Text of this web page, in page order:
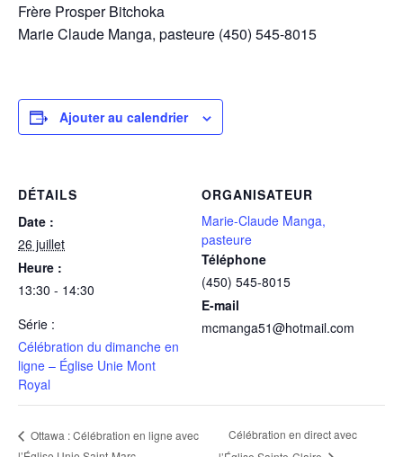
Frère Prosper Bitchoka
Marie Claude Manga, pasteure (450) 545-8015
Ajouter au calendrier
DÉTAILS
Date :
26 juillet
Heure :
13:30 - 14:30
Série :
Célébration du dimanche en
ligne – Église Unie Mont
Royal
ORGANISATEUR
Marie-Claude Manga,
pasteure
Téléphone
(450) 545-8015
E-mail
mcmanga51@hotmail.com
Ottawa : Célébration en ligne avec
Célébration en direct avec